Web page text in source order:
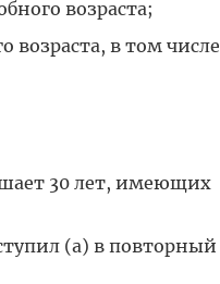
возраста;
возраста, в том числе
30 лет, имеющих
(а) в повторный